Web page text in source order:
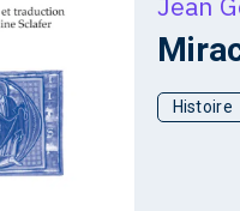
Histoire